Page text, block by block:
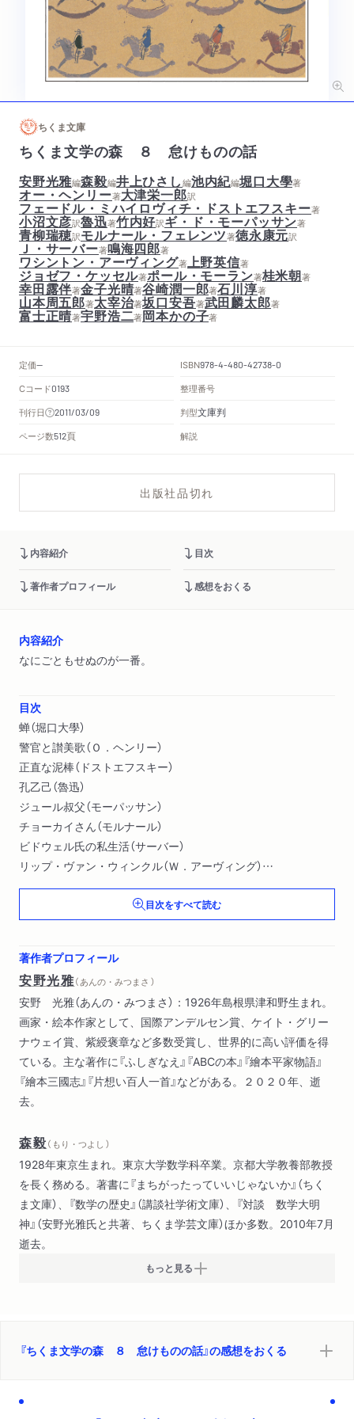
ちくま文庫
ちくま文学の森 ８ 怠けものの話
安野光雅編森毅編井上ひさし編池内紀編堀口大學著
オー・ヘンリー著大津栄一郎訳
フェードル・ミハイロヴィチ・ドストエフスキー著
小沼文彦訳魯迅著竹内好訳ギ・ド・モーパッサン著
青柳瑞穂訳モルナール・フェレンツ著徳永康元訳
Ｊ・サーバー著鳴海四郎著
ワシントン・アーヴィング著上野英信著
ジョゼフ・ケッセル著ポール・モーラン著桂米朝著
幸田露伴著金子光晴著谷崎潤一郎著石川淳著
山本周五郎著太宰治著坂口安吾著武田麟太郎著
富士正晴著宇野浩二著岡本かの子著
定価-- ISBN978-4-480-42738-0
Cコード0193
整理番号
刊行日
2011/03/09 判型文庫判
ページ数512頁 解説
出版社品切れ
内容紹介 目次
著作者プロフィール 感想をおくる
内容紹介
なにごともせぬのが一番。
目次
蝉（堀口大學）
警官と讃美歌（Ｏ．ヘンリー）
正直な泥棒（ドストエフスキー）
孔乙己（魯迅）
ジュール叔父（モーパッサン）
チョーカイさん（モルナール）
ビドウェル氏の私生活（サーバー）
リップ・ヴァン・ウィンクル（Ｗ．アーヴィング）
スカブラの話（上野英信）
ものぐさ病（Ｐ．モーラン）
貧乏（幸田露伴）
変装狂（金子光晴）
幇間（谷崎潤一郎）
井月（石川淳）
よじょう（山本周五郎）
懶惰の歌留多（太宰治）
ぐうたら戦記（坂口安吾）
大凶の籤（武田麟太郎）
屋根裏の法学士（宇野浩二）
老妓抄（岡本かの子）
目次をすべて読む
著作者プロフィール
安野光雅（ あんの・みつまさ ）
安野 光雅（あんの・みつまさ）：1926年島根県津和野生まれ。
画家・絵本作家として、国際アンデルセン賞、ケイト・グリー
ナウェイ賞、紫綬褒章など多数受賞し、世界的に高い評価を得
ている。主な著作に『ふしぎなえ』『ABCの本』『繪本平家物語』
『繪本三國志』『片想い百人一首』などがある。２０２０年、逝
去。
森毅（ もり・つよし ）
1928年東京生まれ。東京大学数学科卒業。京都大学教養部教授
を長く務める。著書に『まちがったっていいじゃないか』（ちく
ま文庫）、『数学の歴史』（講談社学術文庫）、『対談 数学大明
神』（安野光雅氏と共著、ちくま学芸文庫）ほか多数。2010年7月
逝去。
もっと見る
『ちくま文学の森 ８ 怠けものの話』の感想をおくる